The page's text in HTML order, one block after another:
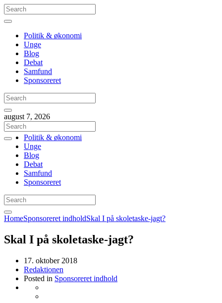
Politik & økonomi
Unge
Blog
Debat
Samfund
Sponsoreret
august 7, 2026
Politik & økonomi
Unge
Blog
Debat
Samfund
Sponsoreret
HomeSponsoreret indholdSkal I på skoletaske-jagt?
Skal I på skoletaske-jagt?
17. oktober 2018
Redaktionen
Posted in Sponsoreret indhold